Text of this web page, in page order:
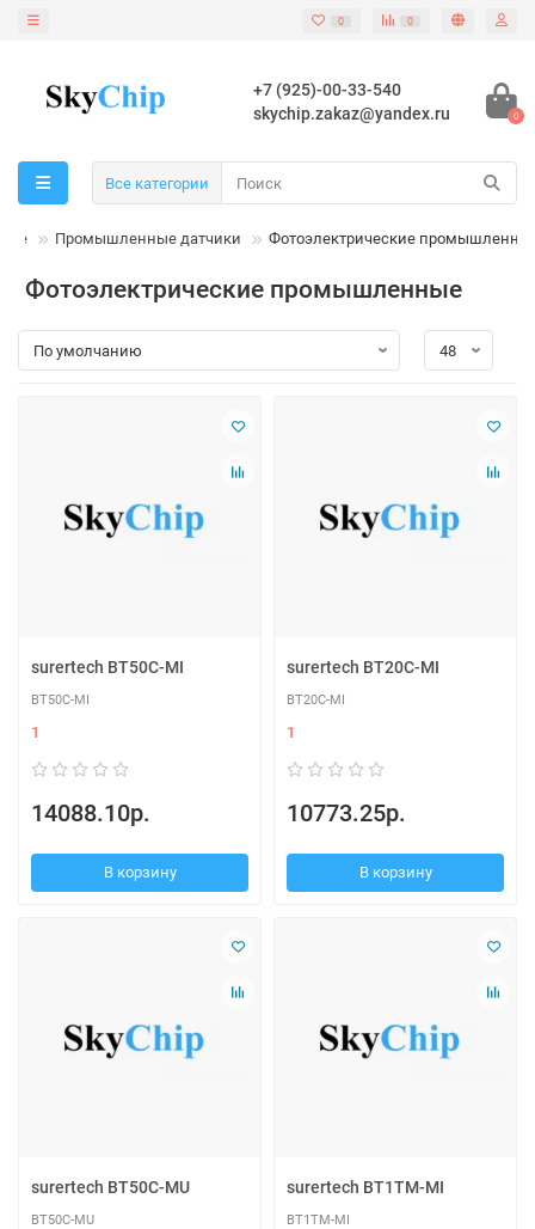
0 0
+7 (925)-00-33-540
skychip.zakaz@yandex.ru
0
Все категории
Промышленные датчики Фотоэлектрические
Фотоэлектрические промышленные
surertech BT50C-MI
BT50C-MI
1
14088.10р.
В корзину
surertech BT20C-MI
BT20C-MI
1
10773.25р.
В корзину
surertech BT50C-MU
BT50C-MU
surertech BT1TM-MI
BT1TM-MI